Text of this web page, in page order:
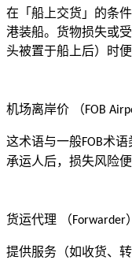
在「船上交货」的条
港装船。货物损失或
头被置于船上后）时
机场离岸价 （FOB
这术语与一般FOB术语
承运人后，损失风险
货运代理 （Forwarder）
提供服务（如收货、